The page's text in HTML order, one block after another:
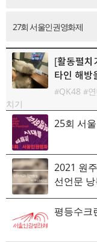
27회 서울인권영화제
[활동펼치
타인 해방
기QK48
치기
25회 서
2021 원
선언문
평등수크